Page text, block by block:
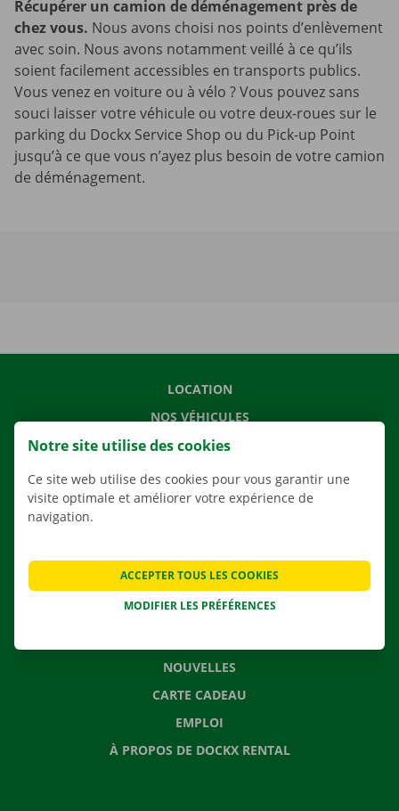
Récupérer un camion de déménagement près de
chez vous. Nous avons choisi nos points d’enlèvement
avec soin. Nous avons notamment veillé à ce qu’ils
soient facilement accessibles en transports publics.
Vous venez en voiture ou à vélo ? Vous pouvez sans
souci laisser votre véhicule ou votre deux-roues sur le
parking du Dockx Service Shop ou du Pick-up Point
jusqu’à ce que vous n’ayez plus besoin de votre camion
de déménagement.
LOCATION
NOS VÉHICULES
NOS SERVICES
AGENCES
APPLI
CONTACTEZ NOUS
NOUVELLES
CARTE CADEAU
EMPLOI
À PROPOS DE DOCKX RENTAL
Notre site utilise des cookies
Ce site web utilise des cookies pour vous garantir une
visite optimale et améliorer votre expérience de
navigation.
MODIFIER LES PRÉFÉRENCES
ACCEPTER TOUS LES COOKIES